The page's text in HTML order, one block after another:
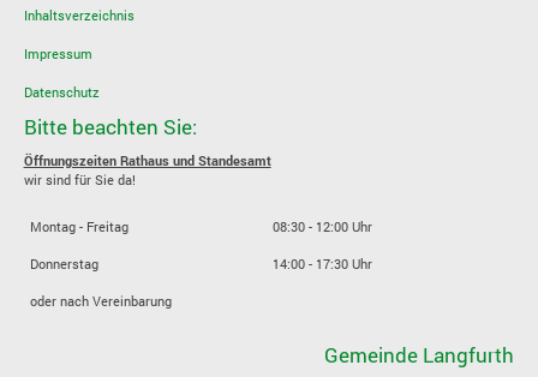
Inhaltsverzeichnis
Impressum
Datenschutz
Bitte beachten Sie:
Öffnungszeiten Rathaus und Standesamt
wir sind für Sie da!
Montag - Freitag 08:30 - 12:00 Uhr
Donnerstag 14:00 - 17:30 Uhr
oder nach Vereinbarung
Gemeinde Langfurth